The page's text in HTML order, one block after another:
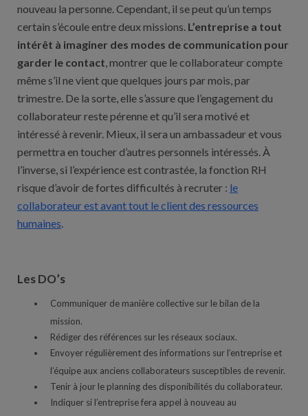
nouveau la personne. Cependant, il se peut qu’un temps
certain s’écoule entre deux missions. L’entreprise a tout
intérêt à imaginer des modes de communication pour
garder le contact, montrer que le collaborateur compte
même s’il ne vient que quelques jours par mois, par
trimestre. De la sorte, elle s’assure que l’engagement du
collaborateur reste pérenne et qu’il sera motivé et
intéressé à revenir. Mieux, il sera un ambassadeur et vous
permettra en toucher d’autres personnels intéressés. À
l’inverse, si l’expérience est contrastée, la fonction RH
risque d’avoir de fortes difficultés à recruter : le
collaborateur est avant tout le client des ressources
humaines.
Les DO’s
Communiquer de manière collective sur le bilan de la
mission.
Rédiger des références sur les réseaux sociaux.
Envoyer régulièrement des informations sur l’entreprise et
l’équipe aux anciens collaborateurs susceptibles de revenir.
Tenir à jour le planning des disponibilités du collaborateur.
Indiquer si l’entreprise fera appel à nouveau au